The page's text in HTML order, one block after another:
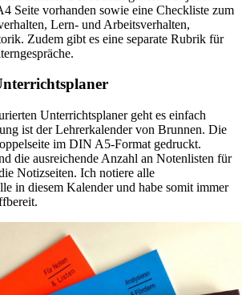
Seite vorhanden sowie eine Checkliste zum
Lern- und Arbeitsverhalten,
Zudem gibt es eine separate Rubrik für
Unterrichtsplaner geht es einfach
ist der Lehrerkalender von Brunnen. Die
im DIN A5-Format gedruckt.
die ausreichende Anzahl an Notenlisten für
Notizseiten. Ich notiere alle
in diesem Kalender und habe somit immer